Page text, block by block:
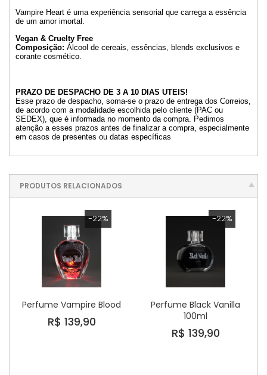
Vampire Heart é uma experiência sensorial que carrega a essência
de um amor imortal.
Vegan & Cruelty Free
Composição: Álcool de cereais, essências, blends exclusivos e
corante cosmético.
PRAZO DE DESPACHO DE 3 A 10 DIAS UTEIS!
Esse prazo de despacho, soma-se o prazo de entrega dos Correios,
de acordo com a modalidade escolhida pelo cliente (PAC ou
SEDEX), que é informada no momento da compra. Pedimos
atenção a esses prazos antes de finalizar a compra, especialmente
em casos de presentes ou datas específicas
PRODUTOS RELACIONADOS
-22%
Perfume Vampire Blood
R$ 139,90
-22%
Perfume Black Vanilla
100ml
R$ 139,90